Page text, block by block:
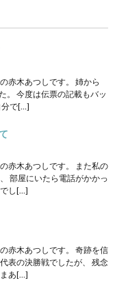
赤木あつしです。 姉から
。 今度は伝票の記載もバッ
分で[…]
赤木あつしです。 また私の
部屋にいたら電話がかかっ
し[…]
赤木あつしです。 奇跡を信
表の決勝戦でしたが、 残念
あ[…]